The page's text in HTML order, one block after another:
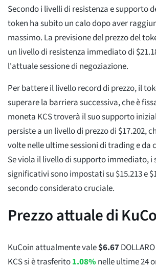
Secondo i livelli di resistenza e supporto
token ha subito un calo dopo aver
massimo. La previsione del prezzo del
un livello di resistenza immediato di
l'attuale sessione di negoziazione.
Per battere il livello record di prezzo, il
superare la barriera successiva, che è
moneta KCS troverà il suo supporto
persiste a un livello di prezzo di $17.202,
volte nelle ultime sessioni di trading e da
Se viola il livello di supporto immediato, i
significativi sono impostati su $15.213 e
secondo considerato cruciale.
Prezzo attuale di
KuCoin attualmente vale$6.67
KCS si è trasferito1.08%nelle ultime 24